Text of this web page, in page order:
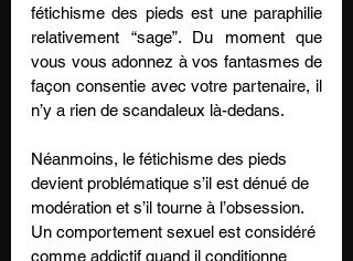
fétichisme des pieds est une paraphilie
relativement “sage”. Du moment que
vous vous adonnez à vos fantasmes de
façon consentie avec votre partenaire, il
n’y a rien de scandaleux là-dedans.
Néanmoins, le fétichisme des pieds
devient problématique s’il est dénué de
modération et s’il tourne à l’obsession.
Un comportement sexuel est considéré
comme addictif quand il conditionne